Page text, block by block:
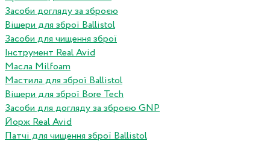
Засоби догляду за зброєю
Вішери для зброї Ballistol
Засоби для чищення зброї
Інструмент Real Avid
Масла Milfoam
Мастила для зброї Ballistol
Вішери для зброї Bore Tech
Засоби для догляду за зброєю GNP
Йорж Real Avid
Патчі для чищення зброї Ballistol